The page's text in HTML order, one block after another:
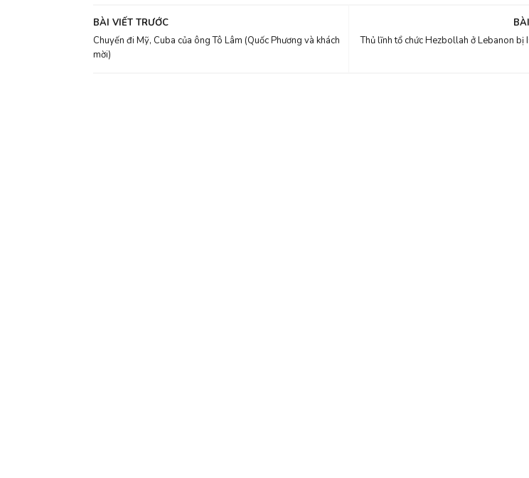
Thủ lĩnh tổ chức Hezbollah ở Lebanon bị
BÀI VIẾT TRƯỚC
Chuyến đi Mỹ, Cuba của ông Tô Lâm (Quốc Phương và khách
mời)